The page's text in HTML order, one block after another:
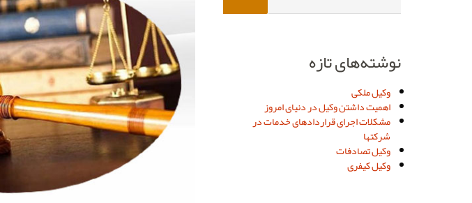
نوشته‌های تازه
وکیل ملکی
اهمیت داشتن وکیل در دنیای امروز
مشکلات اجرای قراردادهای خدمات در
شرکتها
وکیل تصادفات
وکیل کیفری